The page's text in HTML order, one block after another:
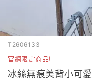
T2606133
官網限定商品!
冰絲無痕美背小可愛